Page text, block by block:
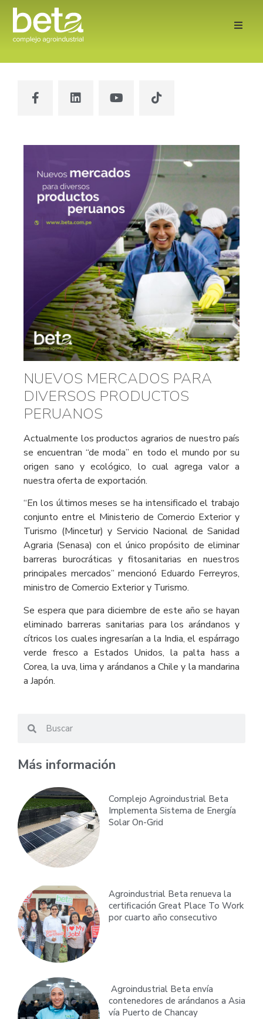
NUEVOS MERCADOS PARA
DIVERSOS PRODUCTOS
PERUANOS
Actualmente los productos agrarios de nuestro país
se encuentran “de moda” en todo el mundo por su
origen sano y ecológico, lo cual agrega valor a
nuestra oferta de exportación.
“En los últimos meses se ha intensificado el trabajo
conjunto entre el Ministerio de Comercio Exterior y
Turismo (Mincetur) y Servicio Nacional de Sanidad
Agraria (Senasa) con el único propósito de eliminar
barreras burocráticas y fitosanitarias en nuestros
principales mercados” mencionó Eduardo Ferreyros,
ministro de Comercio Exterior y Turismo.
Se espera que para diciembre de este año se hayan
eliminado barreras sanitarias para los arándanos y
cítricos los cuales ingresarían a la India, el espárrago
verde fresco a Estados Unidos, la palta hass a
Corea, la uva, lima y arándanos a Chile y la mandarina
a Japón.
Más información
Complejo Agroindustrial Beta
Implementa Sistema de Energía
Solar On-Grid
Agroindustrial Beta renueva la
certificación Great Place To Work
por cuarto año consecutivo
Agroindustrial Beta envía
contenedores de arándanos a Asia
vía Puerto de Chancay